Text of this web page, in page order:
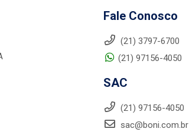
Fale Conosco
(21) 3797-6700
(21) 97156-4050
SAC
(21) 97156-4050
sac@boni.com.br